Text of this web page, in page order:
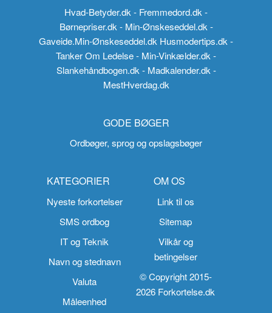
Hvad-Betyder.dk- Fremmedord.dk-
Børnepriser.dk - Min-Ønskeseddel.dk -
Gaveide.Min-Ønskeseddel.dk Husmodertips.dk-
Tanker Om Ledelse- Min-Vinkælder.dk-
Slankehåndbogen.dk - Madkalender.dk -
MestHverdag.dk
GODE BØGER
Ordbøger, sprog og opslagsbøger
KATEGORIER
Nyeste forkortelser
SMS ordbog
IT og Teknik
Navn og stednavn
Valuta
Måleenhed
OM OS
Link til os
Sitemap
Vilkår og
betingelser
© Copyright 2015-
2026 Forkortelse.dk